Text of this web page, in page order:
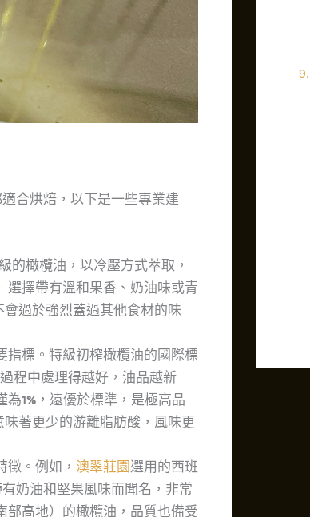
合烘焙，以下是一些專業建
的橄欖油，以冷壓方式萃取，
選擇帶有溫和果香、奶油味或青
過於強烈蓋過其他食材的味
指標。特級初榨橄欖油的國際標
程中處理得越好，油品越新
為1%，遠優於標準，是極高品
著更少的游離脂肪酸，風味更
。例如， 澳翠莊園選用的西班
奶油和堅果風味而聞名，非常
部高地）的橄欖油，品質也備受